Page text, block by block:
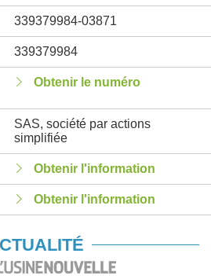
339379984-03871
339379984
Obtenir le numéro
SAS, société par actions
simplifiée
Obtenir l'information
Obtenir l'information